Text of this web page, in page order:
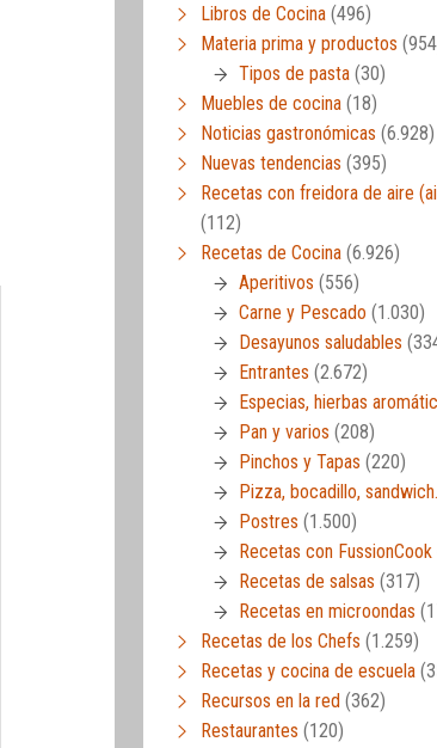
Libros de Cocina (496)
Materia prima y productos
Tipos de pasta (30)
Muebles de cocina (18)
Noticias gastronómicas (6.928)
Nuevas tendencias (395)
Recetas con freidora de aire
(112)
Recetas de Cocina (6.926)
Aperitivos (556)
Carne y Pescado (1.030)
Desayunos saludables
Entrantes (2.672)
Especias, hierbas
Pan y varios (208)
Pinchos y Tapas (220)
Pizza, bocadillo,
Postres (1.500)
Recetas con FussionCook
Recetas de salsas (317)
Recetas en microondas
Recetas de los Chefs (1.259)
Recetas y cocina de escuela
Recursos en la red (362)
Restaurantes (120)